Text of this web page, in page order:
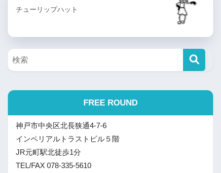
チューリップハット
FREE ROUND
神戸市中央区北長狭通4-7-6
インペリアルトラストビル５階
JR元町駅北徒歩1分
TEL/FAX 078-335-5610